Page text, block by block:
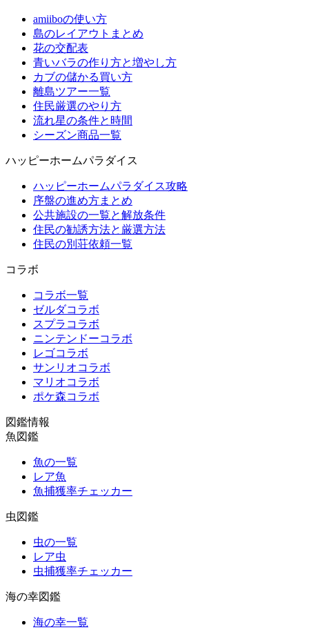
amiiboの使い方
島のレイアウトまとめ
花の交配表
青いバラの作り方と増やし方
カブの儲かる買い方
離島ツアー一覧
住民厳選のやり方
流れ星の条件と時間
シーズン商品一覧
ハッピーホームパラダイス
ハッピーホームパラダイス攻略
序盤の進め方まとめ
公共施設の一覧と解放条件
住民の勧誘方法と厳選方法
住民の別荘依頼一覧
コラボ
コラボ一覧
ゼルダコラボ
スプラコラボ
ニンテンドーコラボ
レゴコラボ
サンリオコラボ
マリオコラボ
ポケ森コラボ
図鑑情報
魚図鑑
魚の一覧
レア魚
魚捕獲率チェッカー
虫図鑑
虫の一覧
レア虫
虫捕獲率チェッカー
海の幸図鑑
海の幸一覧